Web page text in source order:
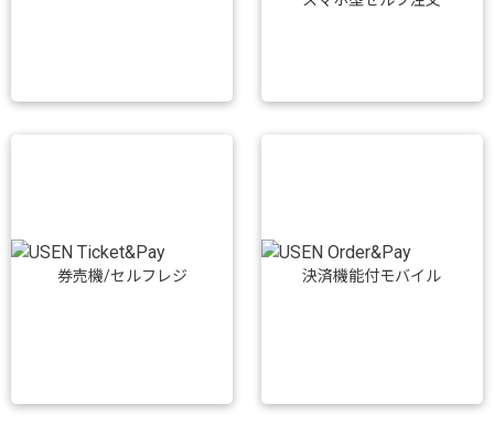
券売機/セルフレジ 決済機能付モバイル